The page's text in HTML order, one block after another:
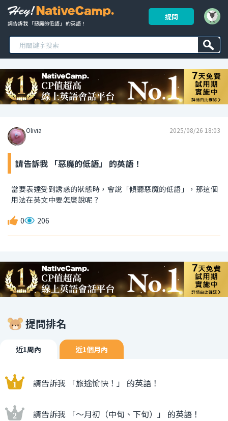
請告訴我 「惡魔的低語」 的英語！
提問
Olivia 2025/08/26 18:03
請告訴我 「惡魔的低語」 的英語！
當要表達受到誘惑的狀態時，會說「傾聽惡魔的低語」，那這個
用法在英文中要怎麼說呢？
0 206
提問排名
近1周內 近1個月內
請告訴我 「旅途愉快！」 的英語！
請告訴我 「〜月初（中旬、下旬）」 的英語！